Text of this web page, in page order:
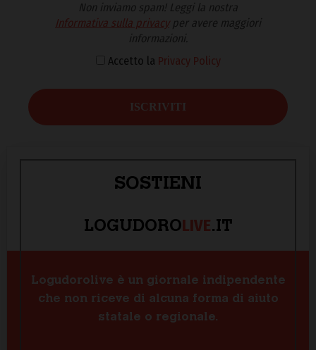
Non inviamo spam! Leggi la nostra
Informativa sulla privacyper avere maggiori
informazioni.
Accetto la Privacy Policy
SOSTIENI
LOGUDOROLIVE.IT
Logudorolive è un giornale indipendente
che non riceve di alcuna forma di aiuto
statale o regionale.